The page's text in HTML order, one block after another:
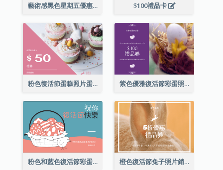
藝術感黑色星期五優惠券 $100禮品卡
粉色復活節蛋糕照片蛋糕店禮品卡 紫色優雅復活節彩蛋照片禮品卡
粉色和藍色復活節彩蛋銷售禮品卡 橙色復活節兔子照片銷售禮品卡